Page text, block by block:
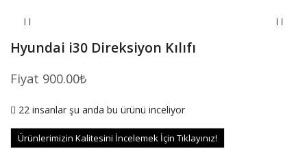
Hyundai i30 Direksiyon Kılıfı
Fiyat 900.00₺
22 insanlar şu anda bu ürünü inceliyor
Ürünlerimizin Kalitesini İncelemek İçin Tıklayınız!